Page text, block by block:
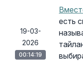
19-03-
2026
00:14:19
есть